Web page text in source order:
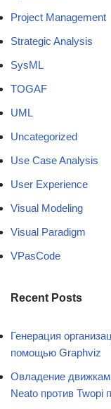
Project Management
Strategic Analysis
SysML
TOGAF
UML
Uncategorized
Use Case Analysis
User Experience
Visual Modeling
Visual Paradigm
VPasCode
Recent Posts
Генерация
помощью Graphviz
Овладение
Neato против Twopi